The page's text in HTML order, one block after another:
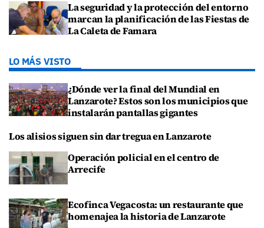
La seguridad y la protección del entorno
marcan la planificación de las Fiestas de
La Caleta de Famara
LO MÁS VISTO
¿Dónde ver la final del Mundial en
Lanzarote? Estos son los municipios que
instalarán pantallas gigantes
Los alisios siguen sin dar tregua en Lanzarote
Operación policial en el centro de
Arrecife
Ecofinca Vegacosta: un restaurante que
homenajea la historia de Lanzarote